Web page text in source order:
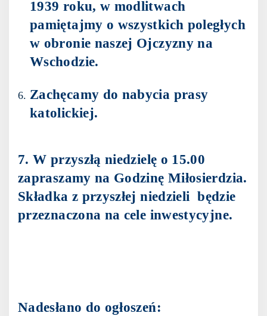
1939 roku, w modlitwach
pamiętajmy o wszystkich poległych
w obronie naszej Ojczyzny na
Wschodzie.
Zachęcamy do nabycia prasy
katolickiej.
7. W przyszłą niedzielę o 15.00
zapraszamy na Godzinę Miłosierdzia.
Składka z przyszłej niedzieli będzie
przeznaczona na cele inwestycyjne.
Nadesłano do ogłoszeń: